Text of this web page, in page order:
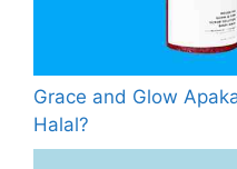
Grace and Glow
Halal?